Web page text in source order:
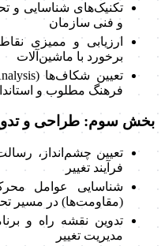
تکنیک‌های شناسایی و
و فنی سازمان
ارزیابی و ممیزی
برخورد با ماشین‌آلات
فرهنگ مطلوب و
بخش سوم: طراحی و
تعیین چشم‌انداز،
فرآیند تغییر
شناسایی عوامل
(مقاومت‌ها) در مسیر
مدیریت تغییر